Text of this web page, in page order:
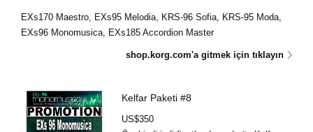
EXs170 Maestro, EXs95 Melodia, KRS-96 Sofia, KRS-95 Moda,
EXs96 Monomusica, EXs185 Accordion Master
shop.korg.com'a gitmek için tıklayın
Kelfar Paketi #8
US$350